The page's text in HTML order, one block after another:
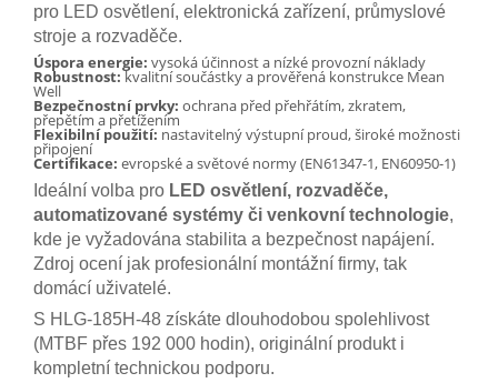
pro LED osvětlení, elektronická zařízení, průmyslové
stroje a rozvaděče.
Úspora energie: vysoká účinnost a nízké provozní náklady
Robustnost:kvalitní součástky a prověřená konstrukce Mean
Well
Bezpečnostní prvky: ochrana před přehřátím, zkratem,
přepětím a přetížením
Flexibilní použití: nastavitelný výstupní proud, široké možnosti
připojení
Certifikace: evropské a světové normy (EN61347-1, EN60950-1)
Ideální volba pro LED osvětlení, rozvaděče,
automatizované systémy či venkovní technologie,
kde je vyžadována stabilita a bezpečnost napájení.
Zdroj ocení jak profesionální montážní firmy, tak
domácí uživatelé.
S HLG-185H-48 získáte dlouhodobou spolehlivost
(MTBF přes 192 000 hodin), originální produkt i
kompletní technickou podporu.